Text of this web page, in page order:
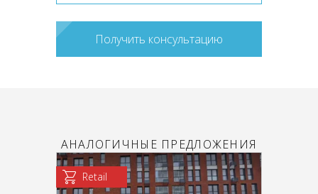
Получить консультацию
АНАЛОГИЧНЫЕ ПРЕДЛОЖЕНИЯ
Retail